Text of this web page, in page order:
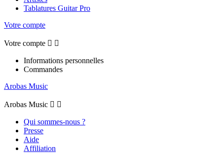
Tablatures Guitar Pro
Votre compte
Votre compte  
Informations personnelles
Commandes
Arobas Music
Arobas Music  
Qui sommes-nous ?
Presse
Aide
Affiliation